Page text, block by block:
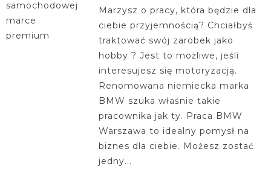
Marzysz o pracy, która będzie dla
ciebie przyjemnością? Chciałbyś
traktować swój zarobek jako
hobby ? Jest to możliwe, jeśli
interesujesz się motoryzacją.
Renomowana niemiecka marka
BMW szuka właśnie takie
pracownika jak ty. Praca BMW
Warszawa to idealny pomysł na
biznes dla ciebie. Możesz zostać
jedny...